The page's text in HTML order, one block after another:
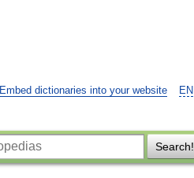
EN
Embed dictionaries into your website
Search!